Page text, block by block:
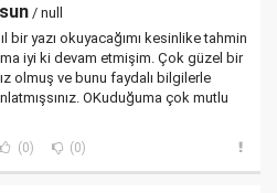
/ null
bir yazı okuyacağımı kesinlike tahmin
iyi ki devam etmişim. Çok güzel bir
olmuş ve bunu faydalı bilgilerle
OKuduğuma çok mutlu
(0) (0)